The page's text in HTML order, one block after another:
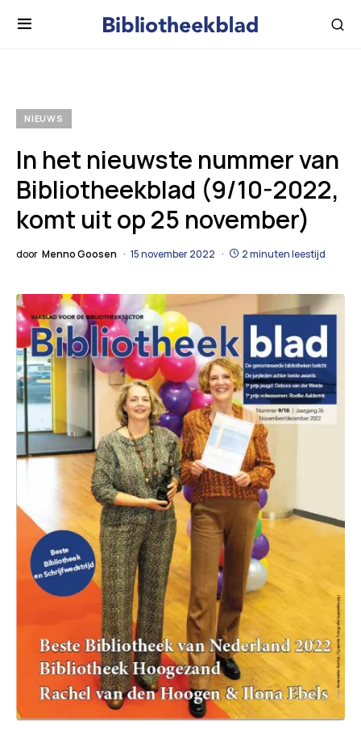
NIEUWS
In het nieuwste nummer van
Bibliotheekblad (9/10-2022,
komt uit op 25 november)
door Menno Goosen 15 november 2022 2 minuten leestijd